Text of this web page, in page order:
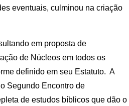
eventuais, culminou na criação
em proposta de
de Núcleos em todos os
definido em seu Estatuto. A
Segundo Encontro de
de estudos bíblicos que dão o